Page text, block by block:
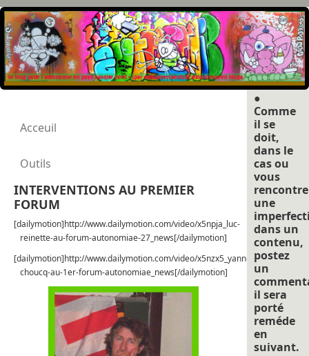
Acceuil
Outils
INTERVENTIONS AU PREMIER
FORUM
[dailymotion]http://www.dailymotion.com/video/x5npja_luc-
reinette-au-forum-autonomiae-27_news[/dailymotion]
[dailymotion]http://www.dailymotion.com/video/x5nzx5_yann-
choucq-au-1er-forum-autonomiae_news[/dailymotion]
●
Comme
il se
doit,
dans le
cas ou
vous
une
dans un
contenu,
postez
un
il sera
porté
reméde
en
suivant.